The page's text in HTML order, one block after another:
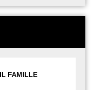
FAMILLE